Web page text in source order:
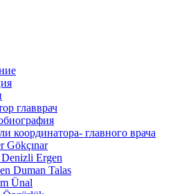
главврач
координатора- главного врача
Gökçınar
Ergen
Duman Talas
Ünal